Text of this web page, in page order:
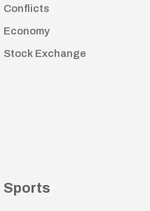
Conflicts
Economy
Stock Exchange
Sports